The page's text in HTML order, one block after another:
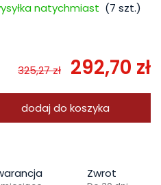
natychmiast (7 szt.)
325,27 zł 292,70 zł
dodaj do koszyka
Zwrot